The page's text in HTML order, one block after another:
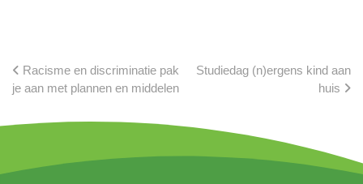
Racisme en discriminatie pak
je aan met plannen en middelen
Studiedag (n)ergens kind aan
huis